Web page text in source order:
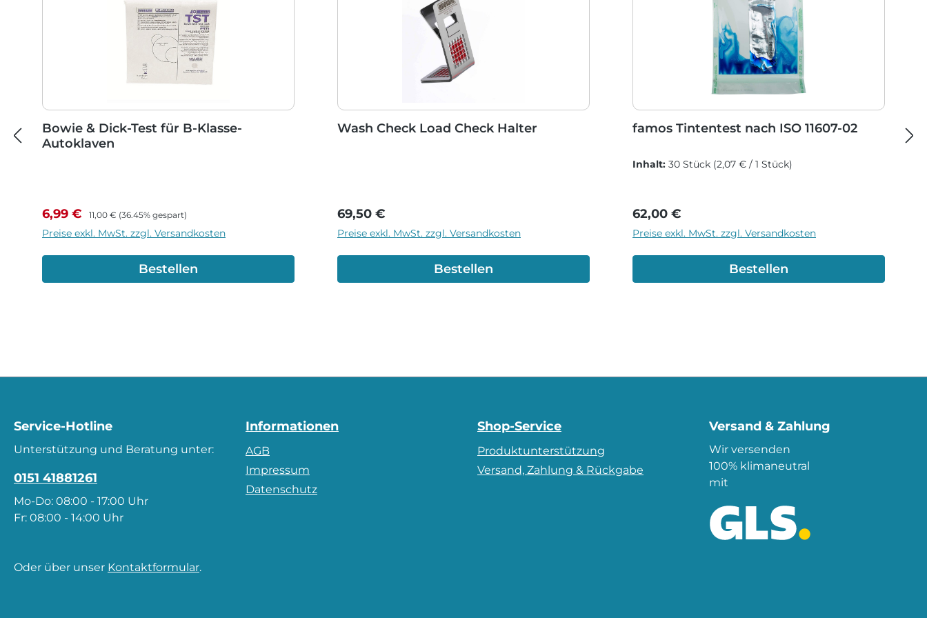
Bowie & Dick-Test für B-Klasse-
Autoklaven
Verkaufspreis:
6,99 € Regulärer Preis:
11,00 € (36.45% gespart)
Preise exkl. MwSt. zzgl. Versandkosten
Bestellen
Wash Check Load Check Halter
Regulärer Preis:
69,50 €
Preise exkl. MwSt. zzgl. Versandkosten
Bestellen
famos Tintentest nach ISO 11607-02
Inhalt: 30 Stück (2,07 € / 1 Stück)
Regulärer Preis:
62,00 €
Preise exkl. MwSt. zzgl. Versandkosten
Bestellen
Service-Hotline
Unterstützung und Beratung unter:
0151 41881261
Mo-Do: 08:00 - 17:00 Uhr
Fr: 08:00 - 14:00 Uhr
Oder über unser Kontaktformular.
Informationen
AGB
Impressum
Datenschutz
Shop-Service
Produktunterstützung
Versand, Zahlung & Rückgabe
Versand & Zahlung
Wir versenden
100% klimaneutral
mit